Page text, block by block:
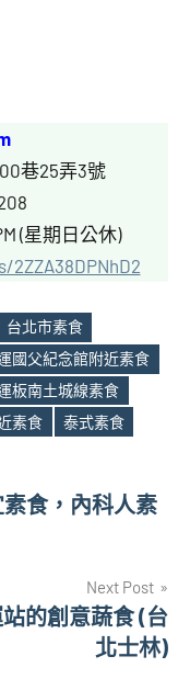
巷25弄3號
(星期日公休)
台北市素食
國父紀念館附近素食
板南土城線素食
素食 泰式素食
食，內科人素
Next Post
的創意蔬食 (台
北士林)